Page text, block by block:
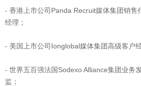
- 香港上市公司Panda Recruit媒体集团销售
经理；
- 美国上市公司Ionglobal媒体集团高级客户
- 世界五百强法国Sodexo Alliance集团业务
监；